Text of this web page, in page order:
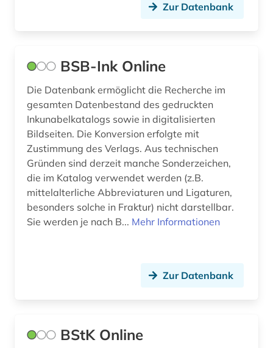
Zur Datenbank
BSB-Ink Online
Die Datenbank ermöglicht die Recherche im
gesamten Datenbestand des gedruckten
Inkunabelkatalogs sowie in digitalisierten
Bildseiten. Die Konversion erfolgte mit
Zustimmung des Verlags. Aus technischen
Gründen sind derzeit manche Sonderzeichen,
die im Katalog verwendet werden (z.B.
mittelalterliche Abbreviaturen und Ligaturen,
besonders solche in Fraktur) nicht darstellbar.
Sie werden je nach B... Mehr Informationen
Zur Datenbank
BStK Online